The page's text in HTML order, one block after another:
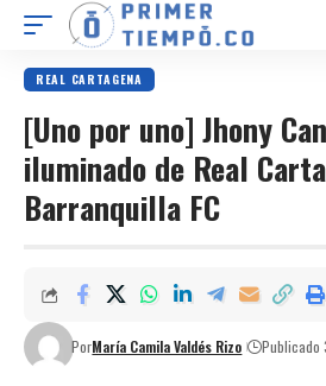
REAL CARTAGENA
[Uno por uno] Jhony
iluminado de Real
Barranquilla FC
PorMaría Camila Valdés Rizo Publicado